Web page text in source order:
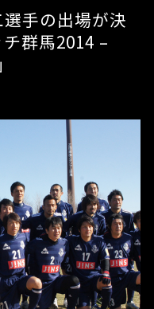
手の出場が決
群馬2014 –